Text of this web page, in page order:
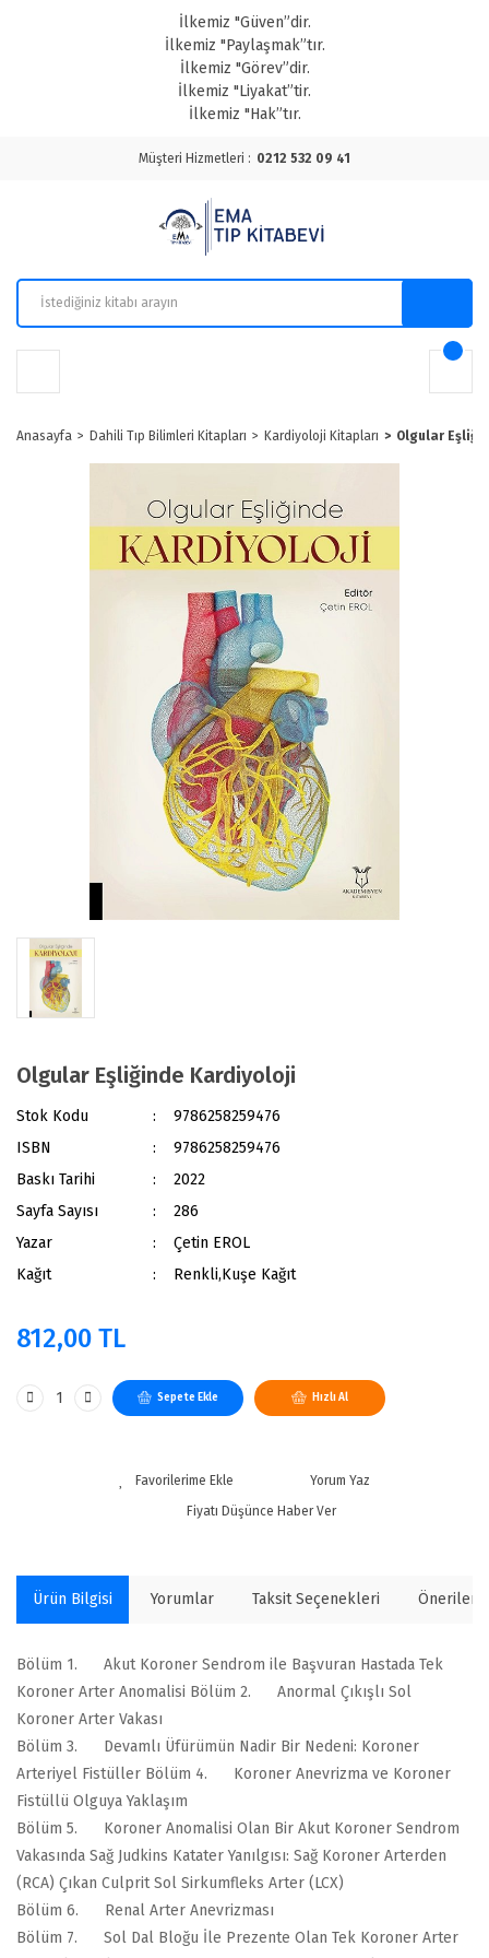
İlkemiz "Güven”dir.
İlkemiz "Paylaşmak”tır.
İlkemiz "Görev”dir.
İlkemiz "Liyakat”tir.
İlkemiz "Hak”tır.
Müşteri Hizmetleri : 0212 532 09 41
Anasayfa Dahili Tıp Bilimleri Kitapları Kardiyoloji Kitapları Olgular
Olgular Eşliğinde Kardiyoloji
Stok Kodu
9786258259476
ISBN
9786258259476
Baskı Tarihi
2022
Sayfa Sayısı
286
Yazar
Çetin EROL
Kağıt
Renkli,Kuşe Kağıt
812,00 TL
Sepete Ekle Hızlı Al
Yorum Yaz
Fiyatı Düşünce Haber Ver
Ürün Bilgisi Yorumlar Taksit Seçenekleri
Bölüm 1. Akut Koroner Sendrom ile Başvuran Hastada Tek
Koroner Arter Anomalisi Bölüm 2. Anormal Çıkışlı Sol
Koroner Arter Vakası
Bölüm 3. Devamlı Üfürümün Nadir Bir Nedeni: Koroner
Arteriyel Fistüller Bölüm 4. Koroner Anevrizma ve Koroner
Fistüllü Olguya Yaklaşım
Bölüm 5. Koroner Anomalisi Olan Bir Akut Koroner Sendrom
Vakasında Sağ Judkins Katater Yanılgısı: Sağ Koroner Arterden
(RCA) Çıkan Culprit Sol Sirkumfleks Arter (LCX)
Bölüm 6. Renal Arter Anevrizması
Bölüm 7. Sol Dal Bloğu İle Prezente Olan Tek Koroner Arter